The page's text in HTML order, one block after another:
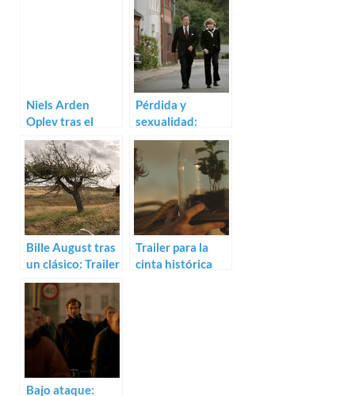
Niels Arden
Oplev tras el
cautiverio en
Daniel
Pérdida y
sexualidad:
Trailer para
Speed Walking de
Niels Arden
Bille August tras
un clásico: Trailer
de A Fortunate
Man
Trailer para la
cinta histórica
Bajo ataque: